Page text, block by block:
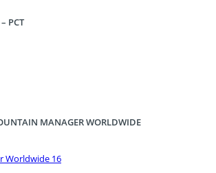
PCT
MANAGER WORLDWIDE